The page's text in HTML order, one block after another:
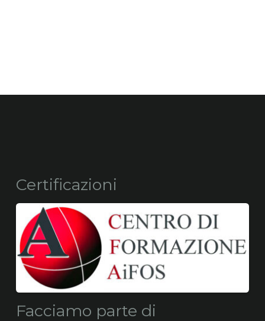
Certificazioni
Facciamo parte di